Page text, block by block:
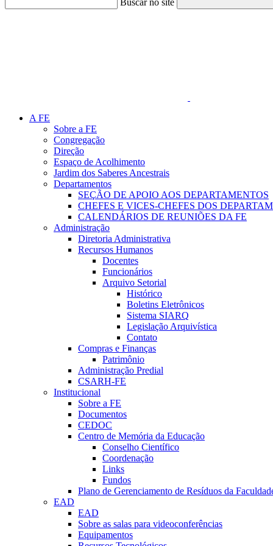
Buscar no site
A FE
Sobre a FE
Congregação
Direção
Espaço de Acolhimento
Jardim dos Saberes Ancestrais
Departamentos
SEÇÃO DE APOIO AOS DEPARTAMENTOS
CHEFES E VICES-CHEFES DOS
CALENDÁRIOS DE REUNIÕES DA FE
Administração
Diretoria Administrativa
Recursos Humanos
Docentes
Funcionários
Arquivo Setorial
Histórico
Boletins Eletrônicos
Sistema SIARQ
Legislação Arquivística
Contato
Compras e Finanças
Patrimônio
Administração Predial
CSARH-FE
Institucional
Sobre a FE
Documentos
CEDOC
Centro de Memória da Educação
Conselho Científico
Coordenação
Links
Fundos
Plano de Gerenciamento de Resíduos da
EAD
EAD
Sobre as salas para videoconferências
Equipamentos